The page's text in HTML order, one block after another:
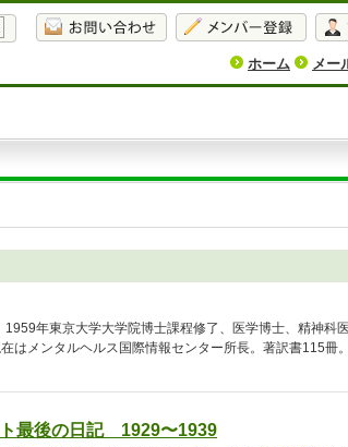
ホーム メー
年東京大学大学院博士課程修了、医学博士、精神科
はメンタルヘルス国際情報センター所長。著訳書115冊
最後の日記 1929〜1939